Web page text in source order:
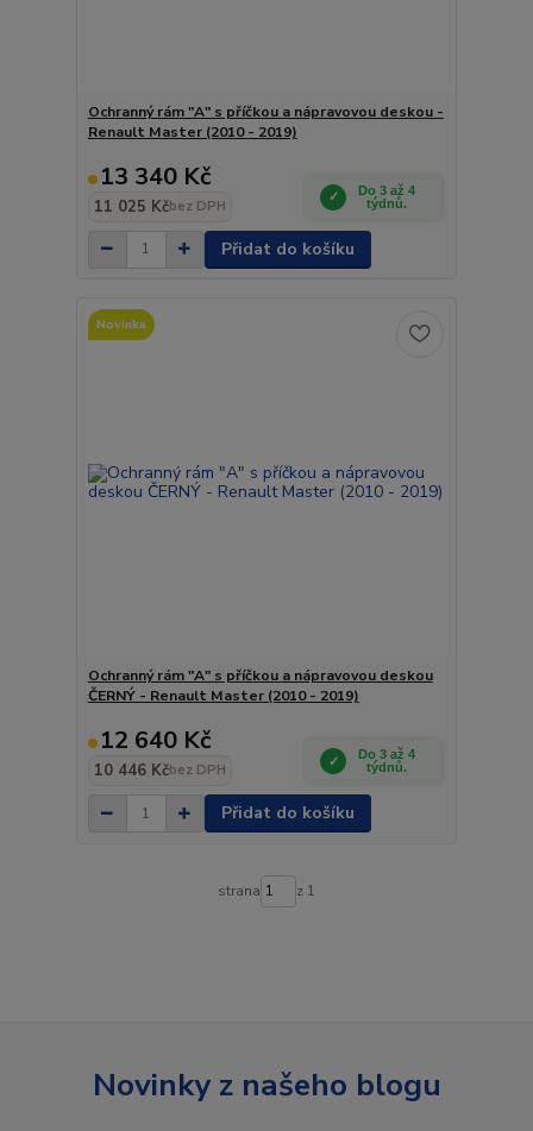
Ochranný rám "A" s příčkou a nápravovou deskou -
Renault Master (2010 - 2019)
13 340 Kč
11 025 Kčbez DPH
Do 3 až 4
týdnů.
Přidat do košíku
Novinka
Ochranný rám "A" s příčkou a nápravovou deskou
ČERNÝ - Renault Master (2010 - 2019)
12 640 Kč
10 446 Kčbez DPH
Do 3 až 4
týdnů.
Přidat do košíku
strana z 1
Novinky z našeho blogu